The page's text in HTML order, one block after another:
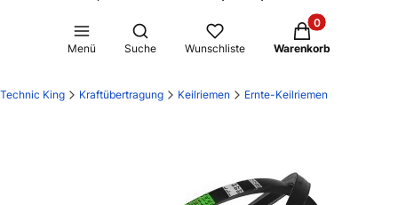
Menü
Suchmaschine öffnen
Suche Wunschliste
Produkte im
Warenkorb
Technic King Kraftübertragung Keilriemen Ernte-Keilriemen